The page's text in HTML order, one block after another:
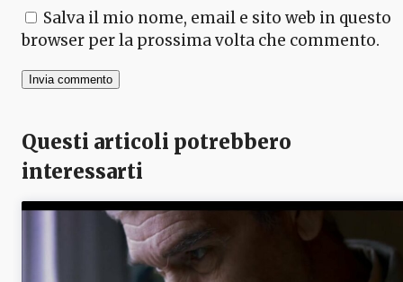
Salva il mio nome, email e sito web in questo
browser per la prossima volta che commento.
Questi articoli potrebbero
interessarti